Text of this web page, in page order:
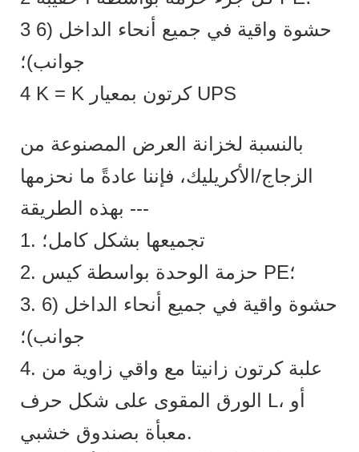
3 حشوة واقية في جميع أنحاء الداخل (6
4 K = K كرتون بمعيار UPS
بالنسبة لخزانة العرض المصنوعة من
الزجاج/الأكريليك، فإننا عادةً ما نحزمها
بهذه الطريقة ---
1. تجميعها بشكل كامل؛
2. حزمة الوحدة بواسطة كيس PE؛
3. حشوة واقية في جميع أنحاء الداخل (6
جوانب)؛
4. علبة كرتون زانيتا مع واقي زاوية من
الورق المقوى على شكل حرف L، أو
معبأة بصندوق خشبي.